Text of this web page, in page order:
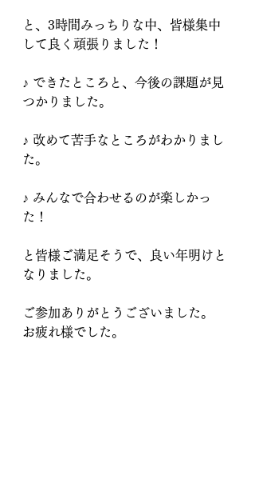
と、3時間みっちりな中、皆様集中
して良く頑張りました！
♪ できたところと、今後の課題が見
つかりました。
♪ 改めて苦手なところがわかりまし
た。
♪ みんなで合わせるのが楽しかっ
た！
と皆様ご満足そうで、良い年明けと
なりました。
ご参加ありがとうございました。
お疲れ様でした。